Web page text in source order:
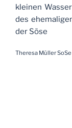
kleinen
des
der Söse
Theresa Müller